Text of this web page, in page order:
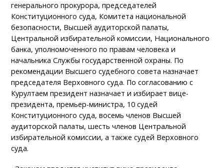
генерального прокурора, председателей
Конституционного суда, Комитета национальной
безопасности, Высшей аудиторской палаты,
Центральной избирательной комиссии, Национального
банка, уполномоченного по правам человека и
начальника Службы государственной охраны. По
рекомендации Высшего судебного совета назначает
председателя Верховного суда. По согласованию с
Курултаем президент назначает и избирает вице-
президента, премьер-министра, 10 судей
Конституционного суда, восемь членов Высшей
аудиторской палаты, шесть членов Центральной
избирательной комиссии, а также судей Верховного
суда.